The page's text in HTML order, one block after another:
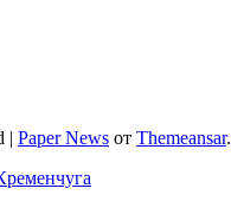
| Paper News от Themeansar.